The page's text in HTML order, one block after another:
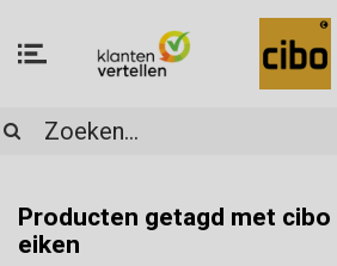
Producten getagd met
eiken